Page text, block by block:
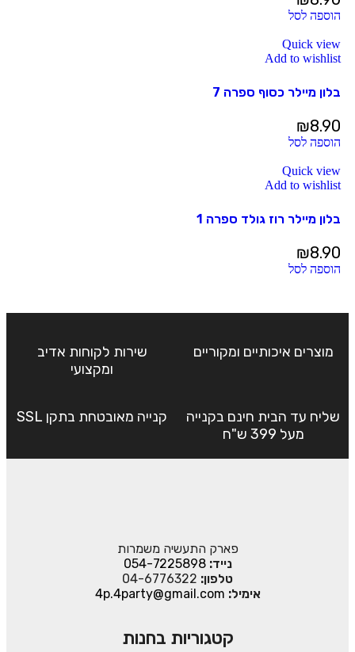
הוספה לסל
Quick view
Add to wishlist
בלון מיילר כסוף ספרה 7
₪8.90
הוספה לסל
Quick view
Add to wishlist
בלון מיילר רוז גולד ספרה 1
₪8.90
הוספה לסל
מוצרים איכותיים ומקוריים
שירות לקוחות אדיב
ומקצועי
שליח עד הבית חינם בקנייה
מעל 399 ש"ח
קנייה מאובטחת בתקן SSL
פארק התעשיה משמרות
נייד:054-7225898
טלפון: 04-6776322
אימיל: 4p.4party@gmail.com
קטגוריות בחנות